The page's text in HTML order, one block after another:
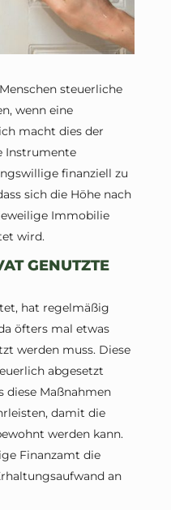
steuerliche
wenn eine
macht dies der
Instrumente
finanziell zu
sich die Höhe nach
Immobilie
wird.
GENUTZTE
hat regelmäßig
öfters mal etwas
werden muss. Diese
abgesetzt
diese Maßnahmen
damit die
werden kann.
Finanzamt die
an